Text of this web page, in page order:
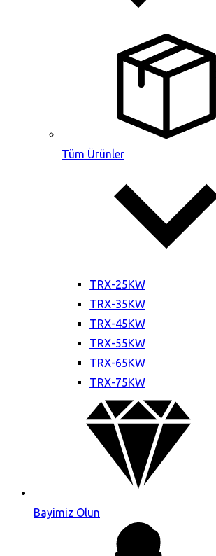
Tüm Ürünler
TRX-25KW
TRX-35KW
TRX-45KW
TRX-55KW
TRX-65KW
TRX-75KW
Bayimiz Olun